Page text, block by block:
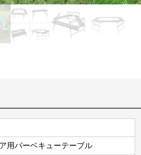
用バーベキューテーブル